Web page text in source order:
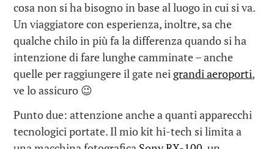
cosa non si ha bisogno in base al luogo in cui si va.
Un viaggiatore con esperienza, inoltre, sa che
qualche chilo in più fa la differenza quando si ha
intenzione di fare lunghe camminate – anche
quelle per raggiungere il gate nei grandi aeroporti,
ve lo assicuro 😉
Punto due: attenzione anche a quanti apparecchi
tecnologici portate. Il mio kit hi-tech si limita a